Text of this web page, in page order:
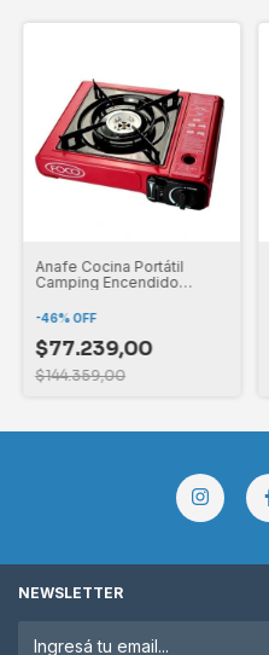
Anafe Cocina Portátil
Camping Encendido
-46%OFF
$77.239,00
$144.359,00
NEWSLETTER